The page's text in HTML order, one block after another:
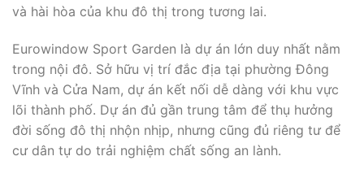
và hài hòa của khu đô thị trong tương lai.
Eurowindow Sport Garden là dự án lớn duy nhất nằm
trong nội đô. Sở hữu vị trí đắc địa tại phường Đông
Vĩnh và Cửa Nam, dự án kết nối dễ dàng với khu vực
lõi thành phố. Dự án đủ gần trung tâm để thụ hưởng
đời sống đô thị nhộn nhịp, nhưng cũng đủ riêng tư để
cư dân tự do trải nghiệm chất sống an lành.